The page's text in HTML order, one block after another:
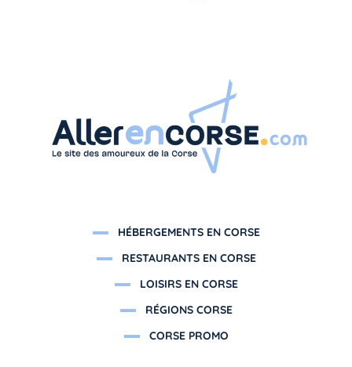
HÉBERGEMENTS EN CORSE
RESTAURANTS EN CORSE
LOISIRS EN CORSE
RÉGIONS CORSE
CORSE PROMO